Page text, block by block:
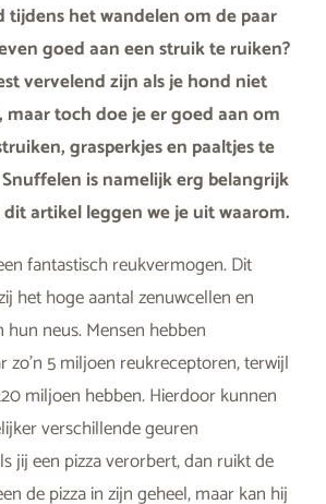
tijdens het wandelen om de paar
goed aan een struik te ruiken?
vervelend zijn als je hond niet
toch doe je er goed aan om
grasperkjes en paaltjes te
is namelijk erg belangrijk
artikel leggen we je uit waarom.
fantastisch reukvermogen. Dit
het hoge aantal zenuwcellen en
neus. Mensen hebben
zo’n 5 miljoen reukreceptoren, terwijl
miljoen hebben. Hierdoor kunnen
verschillende geuren
jij een pizza verorbert, dan ruikt de
de pizza in zijn geheel, maar kan hij